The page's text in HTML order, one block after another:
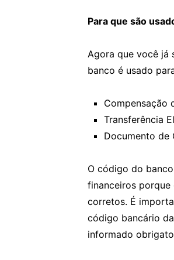
Para que são
Agora que você já
banco é usado
Compensação
Transferência
Documento de
O código do
financeiros porque
corretos. É
código bancário
informado